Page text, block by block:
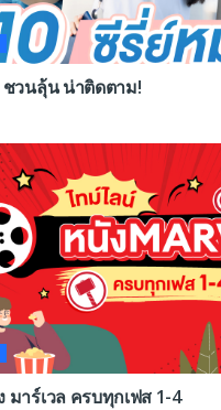
วนลุ้น น่าติดตาม!
าร์เวล ครบทุกเฟส 1-4